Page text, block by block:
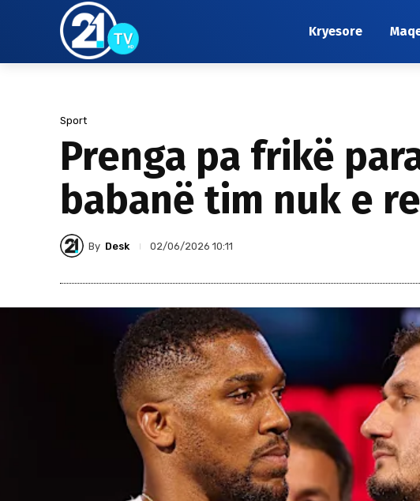
Kryesore
Sport
Prenga pa frikë
babanë tim nuk e
By Desk 02/06/2026 10:11